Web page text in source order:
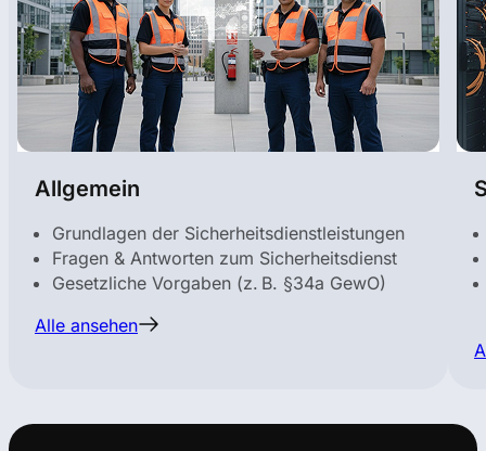
Allgemein
Grundlagen der Sicherheitsdienstleistungen
Fragen & Antworten zum Sicherheitsdienst
Gesetzliche Vorgaben (z. B. §34a GewO)
Alle ansehen